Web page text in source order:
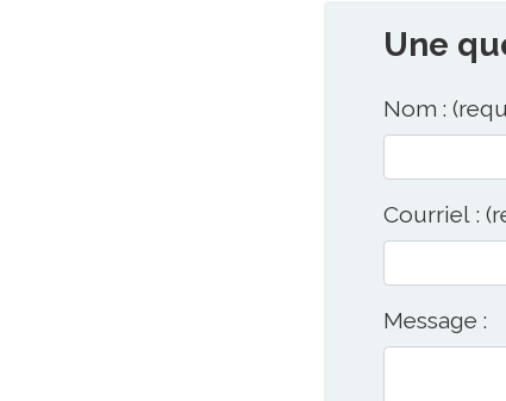
Une
Nom :
Courriel :
Message :